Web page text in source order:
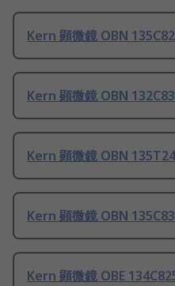
Kern 顕微鏡 OBN
Kern 顕微鏡 OBN
Kern 顕微鏡 OBN
Kern 顕微鏡 OBN
Kern 顕微鏡 OBE